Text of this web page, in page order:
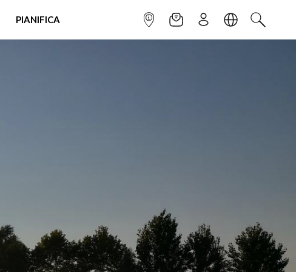
PIANIFICA INFOPOINTNEWSLETTER
ISCRIVITILINGUACERCA